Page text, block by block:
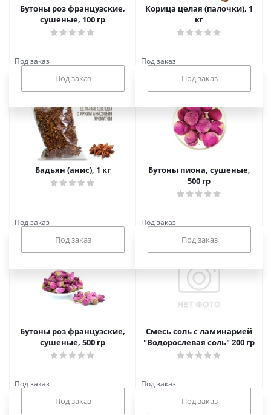
Бутоны роз французские,
сушеные, 100 гр
Под заказ
Корица целая (палочки), 1
кг
Под заказ
Бадьян (анис), 1 кг
Под заказ
Бутоны пиона, сушеные,
500 гр
Под заказ
Бутоны роз французские,
сушеные, 500 гр
Под заказ
Смесь соль с ламинарией
"Водорослевая соль" 200 гр
Под заказ